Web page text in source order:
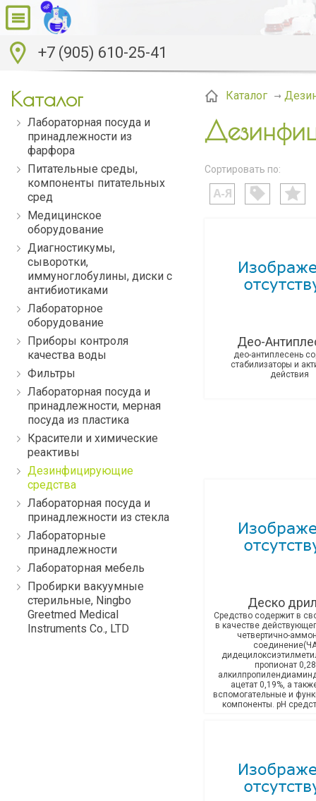
+7 (905) 610-25-41
Каталог
Лабораторная посуда и
принадлежности из
фарфора
Питательные среды,
компоненты питательных
сред
Медицинское
оборудование
Диагностикумы,
сыворотки,
иммуноглобулины, диски с
антибиотиками
Лабораторное
оборудование
Приборы контроля
качества воды
Фильтры
Лабораторная посуда и
принадлежности, мерная
посуда из пластика
Красители и химические
реактивы
Дезинфицирующие
средства
Лабораторная посуда и
принадлежности из стекла
Лабораторные
принадлежности
Лабораторная мебель
Пробирки вакуумные
стерильные, Ningbo
Greetmed Medical
Instruments Co., LTD
Каталог
Сортировать по:
Део-
део-антиплесень
стабилизаторы и
действия
Деско
Средство содержит в
в качестве
четвертично-
пропионат
ацетат 0,19%, а
вспомогательные и
компоненты. рН